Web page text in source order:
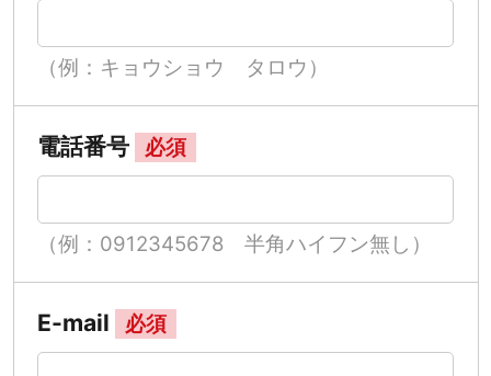
（例：キョウショウ タロウ）
電話番号 必須
（例：0912345678 半角ハイフン無し）
E-mail 必須